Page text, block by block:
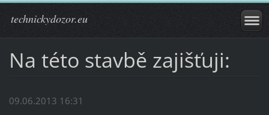
technickydozor.eu
Na této stavbě zajišťuji:
09.06.2013 16:31